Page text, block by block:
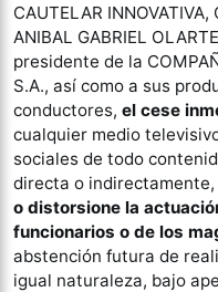
CAUTELAR INNOVATIVA,
ANIBAL GABRIEL
presidente de la
S.A., así como a sus
conductores, el cese
cualquier medio
sociales de todo
directa o indirectamente,
o distorsione la
funcionarios o de los
abstención futura de
igual naturaleza, bajo